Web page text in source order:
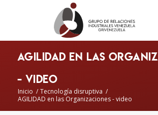
AGILIDAD en las
- video
Inicio / Tecnología disruptiva /
AGILIDAD en las Organizaciones - video